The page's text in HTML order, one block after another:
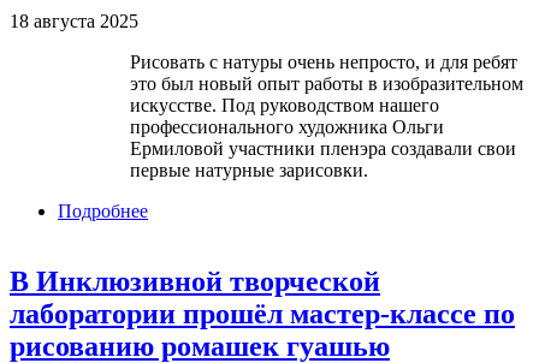
18 августа 2025
Рисовать с натуры очень непросто, и для ребят
это был новый опыт работы в изобразительном
искусстве. Под руководством нашего
профессионального художника Ольги
Ермиловой участники пленэра создавали свои
первые натурные зарисовки.
Подробнее
В Инклюзивной творческой
лаборатории прошёл мастер-классе по
рисованию ромашек гуашью